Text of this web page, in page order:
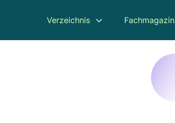
Verzeichnis Fachmagazin